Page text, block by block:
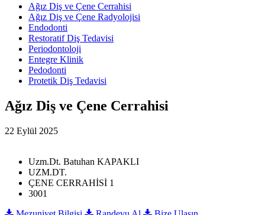
Ağız Diş ve Çene Cerrahisi
Ağız Diş ve Çene Radyolojisi
Endodonti
Restoratif Diş Tedavisi
Periodontoloji
Entegre Klinik
Pedodonti
Protetik Diş Tedavisi
Ağız Diş ve Çene Cerrahisi
22 Eylül 2025
Uzm.Dt. Batuhan KAPAKLI
UZM.DT.
ÇENE CERRAHİSİ 1
3001